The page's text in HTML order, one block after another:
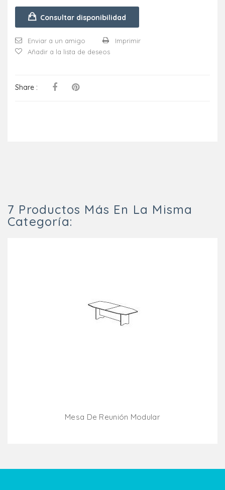
Consultar disponibilidad
Enviar a un amigo
Imprimir
Añadir a la lista de deseos
Share :
7 Productos Más En La Misma
Categoría:
Mesa De Reunión Modular